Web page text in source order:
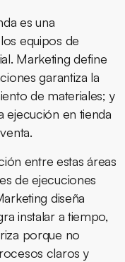
es una
equipos de
Marketing define
garantiza la
de materiales; y
ejecución en tienda
entre estas áreas
de ejecuciones
diseña
instalar a tiempo,
porque no
claros y